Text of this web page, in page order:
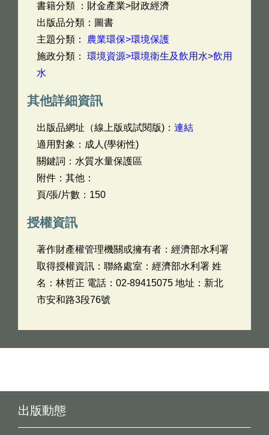
書籍分類 ：財金產業>財政經濟
出版品分類：圖書
主題分類： 農業環保>環境保護
施政分類： 環境資源>環境衛生及飲用水>飲用
水
其他詳細資訊
出版品網址（線上版或試閱版)： 連結
適用對象：成人(學術性)
關鍵詞：水質水量保護區
附件：其他：
頁/張/片數：150
授權資訊
著作財產權管理機關或擁有者：經濟部水利署
取得授權資訊：聯絡處室：經濟部水利署 姓
名：林哲正 電話：02-89415075 地址：新北
市安和路3段76號
出版動態